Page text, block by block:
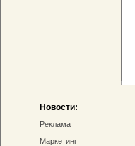
Новости:
Реклама
Маркетинг